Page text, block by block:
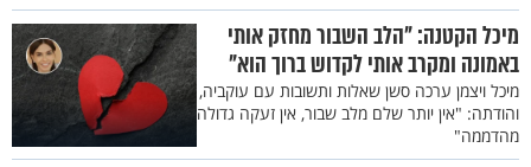
מיכל הקטנה: "הלב השבור מחזק אותי
באמונה ומקרב אותי לקדוש ברוך הוא"
מיכל ויצמן ערכה סשן שאלות ותשובות עם עוקביה,
והודתה: "אין יותר שלם מלב שבור, אין זעקה גדולה
מהדממה"